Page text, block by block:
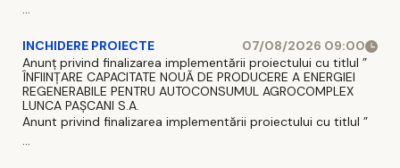
...
INCHIDERE PROIECTE
07/08/2026 09:00
Anunț privind finalizarea implementării proiectului cu titlul ”
ÎNFIINȚARE CAPACITATE NOUĂ DE PRODUCERE A ENERGIEI
REGENERABILE PENTRU AUTOCONSUMUL AGROCOMPLEX
LUNCA PAȘCANI S.A.
Anunt privind finalizarea implementării proiectului cu titlul ”
...